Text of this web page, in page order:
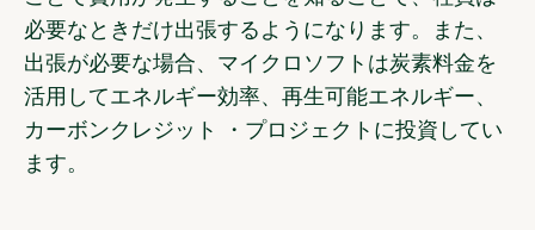
必要なときだけ出張するようになります。また、
出張が必要な場合、マイクロソフトは炭素料金を
活用してエネルギー効率、再生可能エネルギー、
カーボンクレジット ・プロジェクトに投資してい
ます。